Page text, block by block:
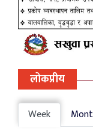
लोकप्रीय
Week